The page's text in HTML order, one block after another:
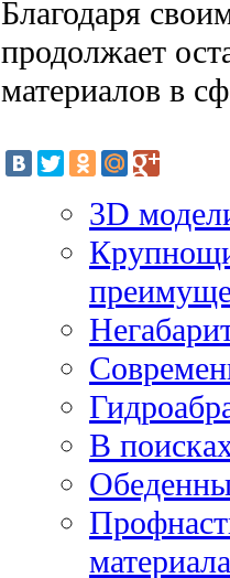
Благодаря
продолжает
материалов в
3D
В
материала